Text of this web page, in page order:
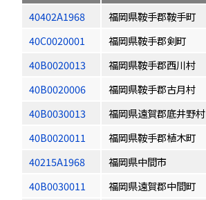
40402A1968
福岡県鞍手郡鞍手町
40C0020001
福岡県鞍手郡剣町
40B0020013
福岡県鞍手郡西川村
40B0020006
福岡県鞍手郡古月村
40B0030013
福岡県遠賀郡底井野村
40B0020011
福岡県鞍手郡植木町
40215A1968
福岡県中間市
40B0030011
福岡県遠賀郡中間町